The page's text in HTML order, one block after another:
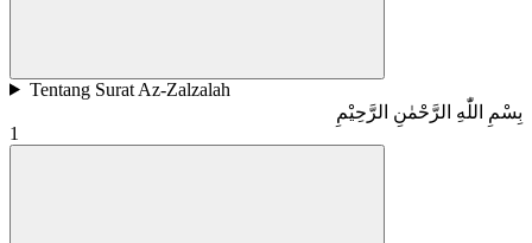
Tentang Surat Az-Zalzalah
بِسْمِ اللّٰهِ الرَّحْمٰنِ الرَّحِيْمِ
1